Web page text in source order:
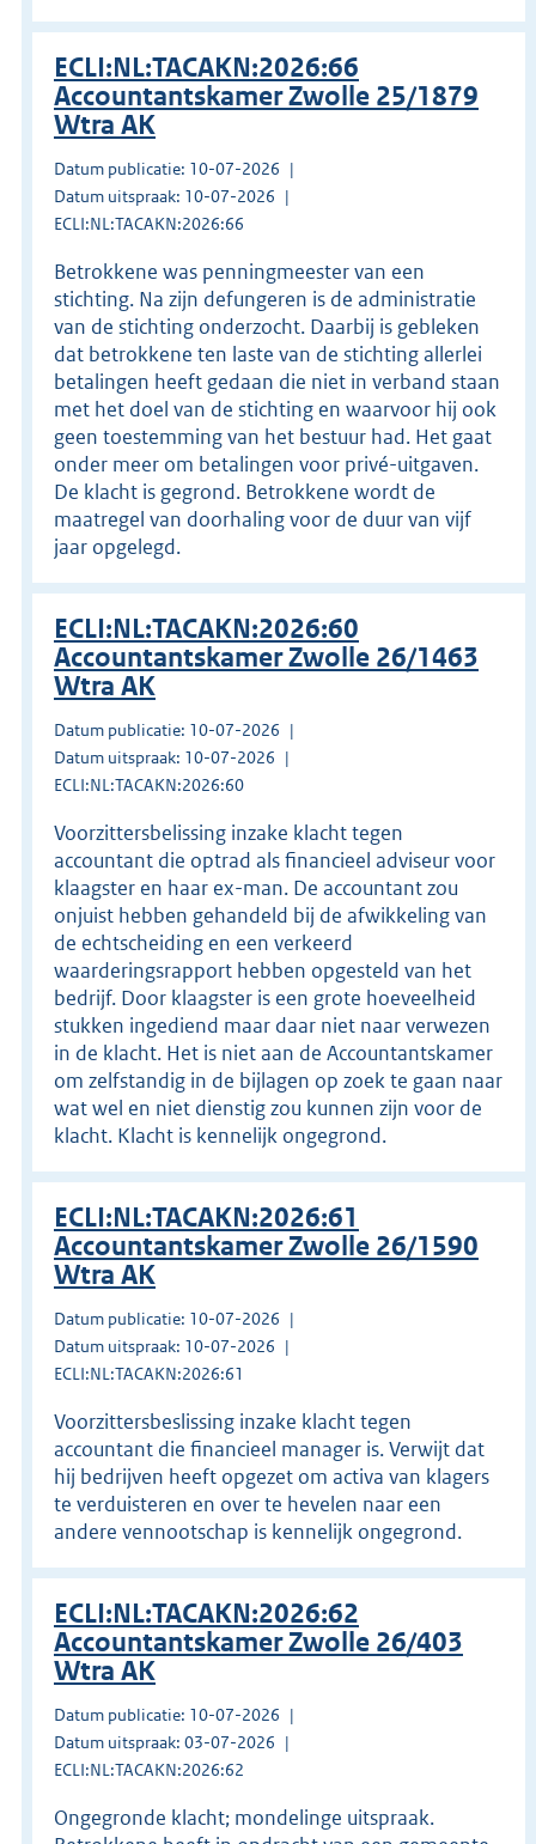
ECLI:NL:TACAKN:2026:66
Accountantskamer Zwolle 25/1879
Wtra AK
Datum publicatie: 10-07-2026
Datum uitspraak: 10-07-2026
ECLI:NL:TACAKN:2026:66
Betrokkene was penningmeester van een
stichting. Na zijn defungeren is de administratie
van de stichting onderzocht. Daarbij is gebleken
dat betrokkene ten laste van de stichting allerlei
betalingen heeft gedaan die niet in verband staan
met het doel van de stichting en waarvoor hij ook
geen toestemming van het bestuur had. Het gaat
onder meer om betalingen voor privé-uitgaven.
De klacht is gegrond. Betrokkene wordt de
maatregel van doorhaling voor de duur van vijf
jaar opgelegd.
ECLI:NL:TACAKN:2026:60
Accountantskamer Zwolle 26/1463
Wtra AK
Datum publicatie: 10-07-2026
Datum uitspraak: 10-07-2026
ECLI:NL:TACAKN:2026:60
Voorzittersbelissing inzake klacht tegen
accountant die optrad als financieel adviseur voor
klaagster en haar ex-man. De accountant zou
onjuist hebben gehandeld bij de afwikkeling van
de echtscheiding en een verkeerd
waarderingsrapport hebben opgesteld van het
bedrijf. Door klaagster is een grote hoeveelheid
stukken ingediend maar daar niet naar verwezen
in de klacht. Het is niet aan de Accountantskamer
om zelfstandig in de bijlagen op zoek te gaan naar
wat wel en niet dienstig zou kunnen zijn voor de
klacht. Klacht is kennelijk ongegrond.
ECLI:NL:TACAKN:2026:61
Accountantskamer Zwolle 26/1590
Wtra AK
Datum publicatie: 10-07-2026
Datum uitspraak: 10-07-2026
ECLI:NL:TACAKN:2026:61
Voorzittersbeslissing inzake klacht tegen
accountant die financieel manager is. Verwijt dat
hij bedrijven heeft opgezet om activa van klagers
te verduisteren en over te hevelen naar een
andere vennootschap is kennelijk ongegrond.
ECLI:NL:TACAKN:2026:62
Accountantskamer Zwolle 26/403
Wtra AK
Datum publicatie: 10-07-2026
Datum uitspraak: 03-07-2026
ECLI:NL:TACAKN:2026:62
Ongegronde klacht; mondelinge uitspraak.